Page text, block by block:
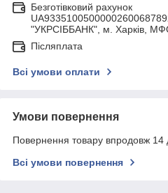
Безготівковий рахунок
"УКРСIББАНК", м. Харків,
Післяплата
Всі умови оплати
Умови повернення
Повернення товару впродовж 14
Всі умови повернення